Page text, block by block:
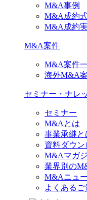
M&A事例
M&A成約
M&A成約
M&A案件
M&A案件
海外M&A
セミナー・ナレ
セミナー
M&Aとは
事業承継と
資料ダウン
M&Aマガ
業界別の
M&Aニュ
よくあるご